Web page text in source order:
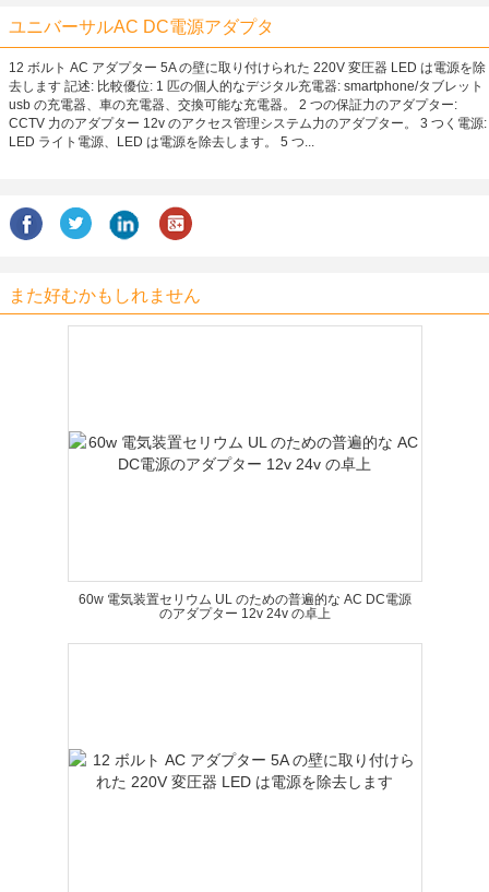
ユニバーサルAC DC電源アダプタ
12 ボルト AC アダプター 5A の壁に取り付けられた 220V 変圧器 LED は電源を除
去します 記述: 比較優位: 1 匹の個人的なデジタル充電器: smartphone/タブレット
usb の充電器、車の充電器、交換可能な充電器。 2 つの保証力のアダプター:
CCTV 力のアダプター 12v のアクセス管理システム力のアダプター。 3 つく電源:
LED ライト電源、LED は電源を除去します。 5 つ...
また好むかもしれません
60w 電気装置セリウム UL のための普遍的な AC DC電源
のアダプター 12v 24v の卓上